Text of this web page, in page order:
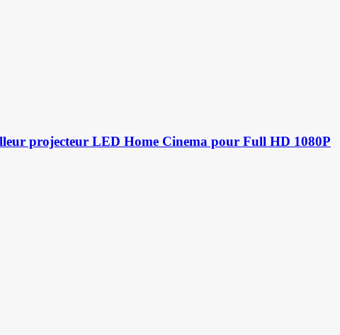
projecteur LED Home Cinema pour Full HD 1080P